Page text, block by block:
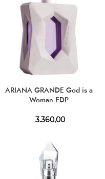
ARIANA GRANDE God is a
Woman EDP
3.360,00